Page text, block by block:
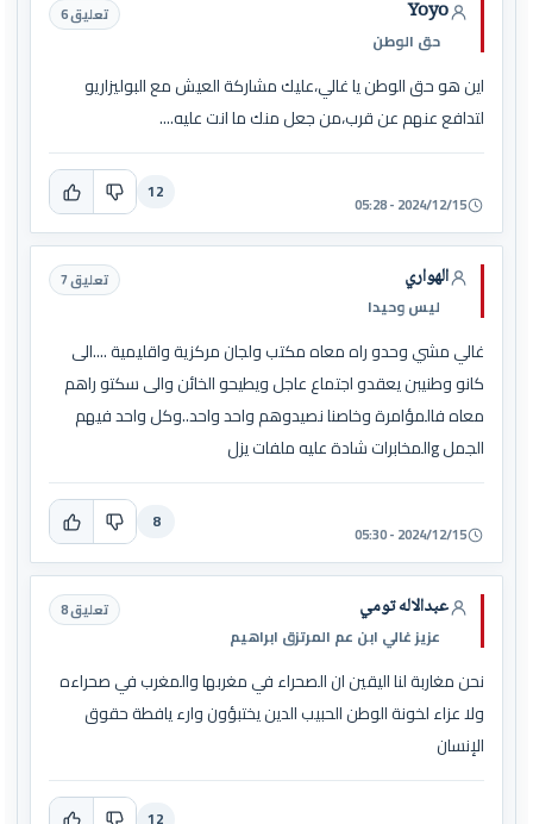
Yoyo
حق الوطن
تعليق 6
اين هو حق الوطن يا غالي،عليك مشاركة العيش مع البوليزاريو
لتدافع عنهم عن قرب،من جعل منك ما انت عليه....
2024/12/15 - 05:28
12
الهواري
ليس وحيدا
تعليق 7
غالي مشي وحدو راه معاه مكتب ولجان مركزية واقليمية ....الى
كانو وطنيبن يعقدو اجتماع عاجل ويطيحو الخائن والى سكتو راهم
معاه فالمؤامرة وخاصنا نصيدوهم واحد واحد..وكل واحد فيهم
الجمل gالمخابرات شادة عليه ملفات يزل
2024/12/15 - 05:30
8
عبدالاله تومي
عزيز غالي ابن عم المرتزق ابراهيم
تعليق 8
نحن مغاربة لنا اليقين ان الصحراء في مغربها والمغرب في صحراءه
ولا عزاء لخونة الوطن الحبيب الدين يختبؤون وارء يافطة حقوق
الإنسان